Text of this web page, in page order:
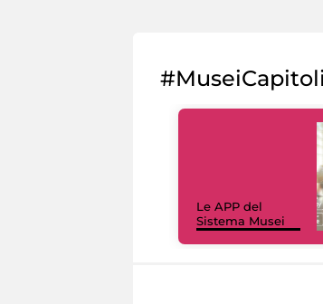
Le APP del
Sistema Musei